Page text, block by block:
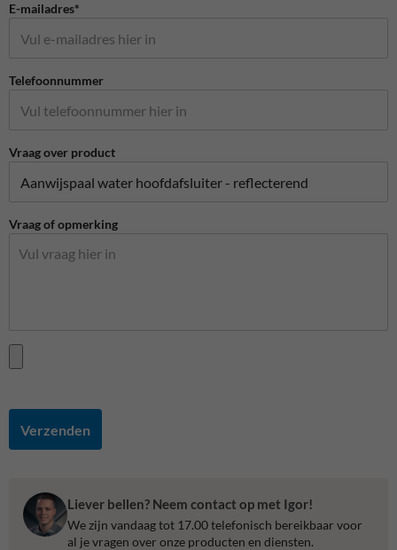
E-mailadres*
Telefoonnummer
Vraag over product
Vraag of opmerking
Verzenden
Liever bellen? Neem contact op met Igor!
We zijn vandaag tot 17.00 telefonisch bereikbaar voor
al je vragen over onze producten en diensten.